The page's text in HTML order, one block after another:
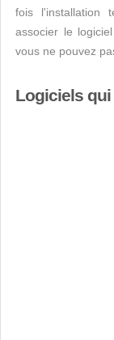
fois l'installation
associer le
vous ne pouvez
Logiciels